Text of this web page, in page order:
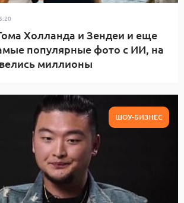
Холланда и Зендеи и еще
популярные фото с ИИ, на
миллионы
ШОУ-БИЗНЕС